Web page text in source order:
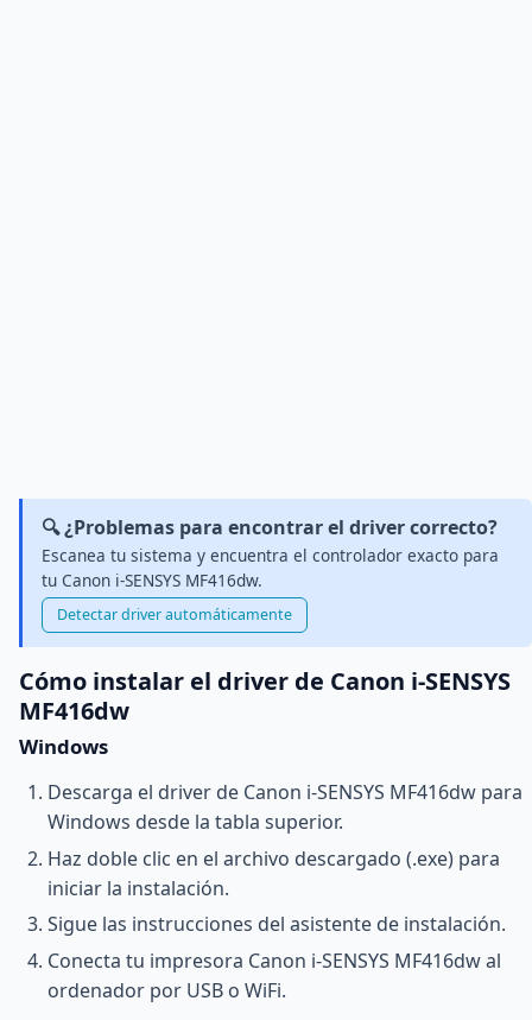
🔍 ¿Problemas para encontrar el driver correcto?
Escanea tu sistema y encuentra el controlador exacto para
tu Canon i-SENSYS MF416dw.
Detectar driver automáticamente
Cómo instalar el driver de Canon i-SENSYS
MF416dw
Windows
Descarga el driver de Canon i-SENSYS MF416dw para
Windows desde la tabla superior.
Haz doble clic en el archivo descargado (.exe) para
iniciar la instalación.
Sigue las instrucciones del asistente de instalación.
Conecta tu impresora Canon i-SENSYS MF416dw al
ordenador por USB o WiFi.